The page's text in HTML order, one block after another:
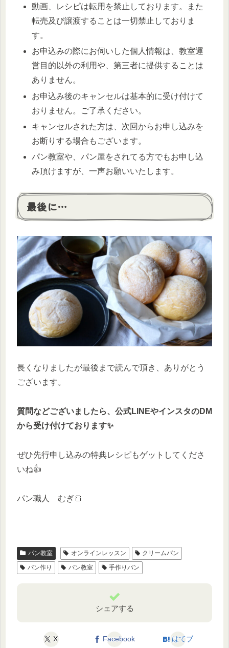
動画、レシピは転用を禁止しております。また
転売及び譲渡することは一切禁止しておりま
す。
お申込みの際にお伺いした個人情報は、教室運
営目的以外の利用や、第三者に提供することは
ありません。
お申込み後のキャンセルは基本的に受け付けて
おりません。ご了承ください。
キャンセルされた方は、次回からお申し込みを
お断りする場合もございます。
パン教室や、パン屋をされてる方でもお申し込
み頂けますが、一声お願いいたします。
最後に…
長くなりましたが最後まで読んで頂き、ありがとう
ございます。
質問などございましたら、公式LINEやインスタのDM
から受け付けております✨
ぜひ先行申し込みの特典レシピもゲットしてくださ
いね👍
パン職人 むぎ🍞
パン教室 オンラインレッスン
クリームパン
パン作り
パン教室 手作りパン
シェアする
X Facebook はてブ